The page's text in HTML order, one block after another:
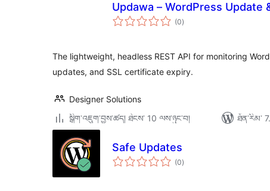
Updawa – WordPress Update
(0གདེང་
འཇོག་
)
The lightweight, headless REST API for monitoring
updates, and SSL certificate expiry.
Designer Solutions
སྒྲིག་འཇུག་བྱས་ཚད། ཐེངས་ 10 ལས་ཉུང་བ།
ཐོན་རིམ་
Safe Updates
(0གདེང་
འཇོག་
)